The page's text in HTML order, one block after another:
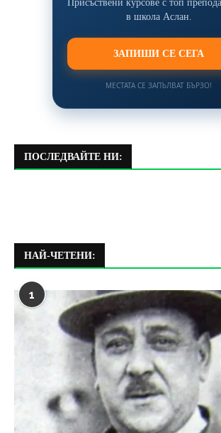
в школа Аслан.
ЗАПИШИ СЕ СЕГА
МЕСТАТА СЕ ЗАПЪЛВАТ БЪРЗО!
ПОСЛЕДВАЙТЕ НИ:
НАЙ-ЧЕТЕНИ:
1